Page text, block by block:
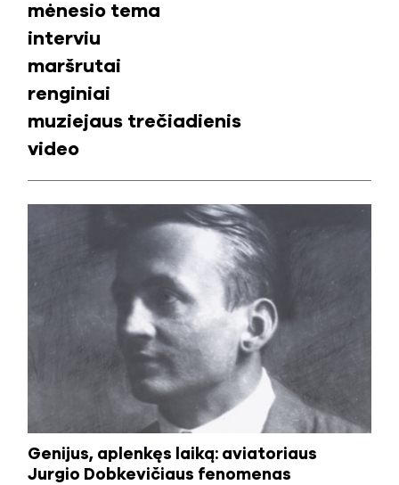
Genijus, aplenkęs laiką: aviatoriaus
Jurgio Dobkevičiaus fenomenas
mėnesio tema
interviu
maršrutai
renginiai
muziejaus trečiadienis
video